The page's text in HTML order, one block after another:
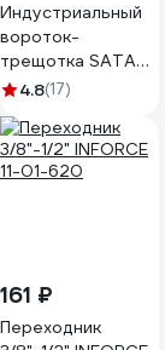
Индустриальный
вороток-
трещотка SATA
1/2" DR 60 зубьев
Для
профессиональных
СТО и потоковой
4.8(17)
161 ₽
Переходник